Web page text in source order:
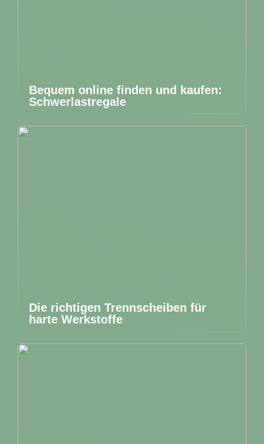
Bequem online finden und kaufen:
Schwerlastregale
Die richtigen Trennscheiben für
harte Werkstoffe